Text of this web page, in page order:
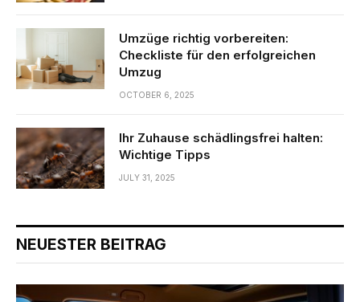
Umzüge richtig vorbereiten:
Checkliste für den erfolgreichen
Umzug
OCTOBER 6, 2025
Ihr Zuhause schädlingsfrei halten:
Wichtige Tipps
JULY 31, 2025
NEUESTER BEITRAG